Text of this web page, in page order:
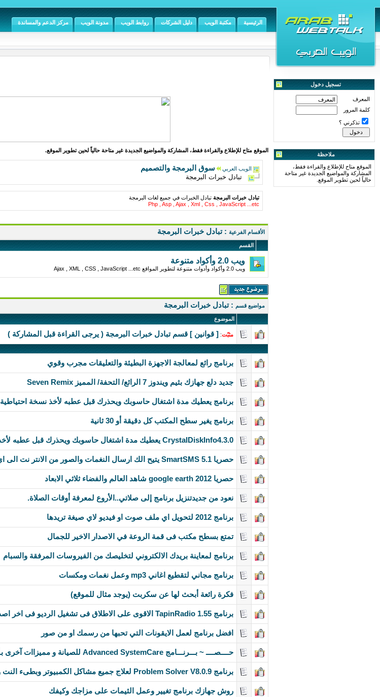
الرئيسية مكتبة الويب دليل الشركات روابط الويب مدونة الويب مركز الدعم والمساندة
تسجيل دخول
المعرف
كلمة المرور
تذكرني ؟
ملاحظة
الموقع متاح للإطلاع والقراءة فقط،
المشاركة والمواضيع الجديدة غير متاحة
حالياً لحين تطوير الموقع.
الموقع متاح للإطلاع والقراءة فقط، المشاركة والمواضيع الجديدة غير متاحة حالياً لحين تطوير الموقع.
الويب العربي سوق البرمجة والتصميم
تبادل خبرات البرمجة
تبادل خبرات البرمجة تبادل الخبرات في جميع لغات البرمجة
Php , Asp , Ajax , Xml , Css , JavaScript ...etc
الأقسام الفرعية : تبادل خبرات البرمجة
القسم
ويب 2.0 وأكواد متنوعة
ويب 2.0 وأكواد وأدوات متنوعة لتطوير المواقع Ajax , XML , CSS , JavaScript ...etc
مواضيع قسم : تبادل خبرات البرمجة
الموضوع
مثبّت: [ قوانين ] قسم تبادل خبرات البرمجة ( يرجى القراءة قبل المشاركة )
برنامج رائع لمعالجة الاجهزة البطيئة والتعليقات مجرب وقوي
جديد دلع جهازك بثيم ويندوز 7 الرائع/ التحفة/ المميز Seven Remix
برنامج يعطيك مدة اشتغال حاسوبك ويحذرك قبل عطبه لأخذ نسخة احتياطية
برنامج يغير سطح المكتب كل دقيقة أو 30 ثانية
CrystalDiskInfo4.3.0 يعطيك مدة اشتغال حاسوبك ويحذرك قبل عطبه لأخذ نسخة احتياطية
حصريا SmartSMS 5.1 يتيح الك ارسال النغمات والصور من الانتر نت الى اي هاتف على شكل رس
حصريا google earth 2012 شاهد العالم والفضاء ثلاثي الابعاد
نعود من جديدتنزيل برنامج إلى صلاتي..الأروع لمعرفة أوقات الصلاة.
برنامج 2012 لتحويل اي ملف صوت او فيديو لاي صيغة تريدها
تمتع بسطح مكتب فى قمة الروعة في الاصدار الاخير للجمال
برنامج لمعاينة بريدك الالكتروني لتخليصك من الفيروسات المرفقة والسبام
برنامج مجاني لتقطيع اغاني mp3 وعمل نغمات ومكسات
فكرة رائعة أبحث لها عن سكربت (يوجد مثال للموقع)
برنامج TapinRadio 1.55 الاقوى على الاطلاق فى تشغيل الرديو فى اخر اصدار له
افضل برنامج لعمل الايقونات التي تحبها من رسمك او من صور
حــــصــــ ~ بـــرنـــامج Advanced SystemCare للصيانة و مميزاات آخرى بـأخر اصداار ~ ـ
برنامج Problem Solver V8.0.9 لعلاج جميع مشاكل الكمبيوتر وبطىء النت وتهنيج الكمبيوتر
روش جهازك برنامج تغيير وعمل الثيمات على مزاجك وكيفك